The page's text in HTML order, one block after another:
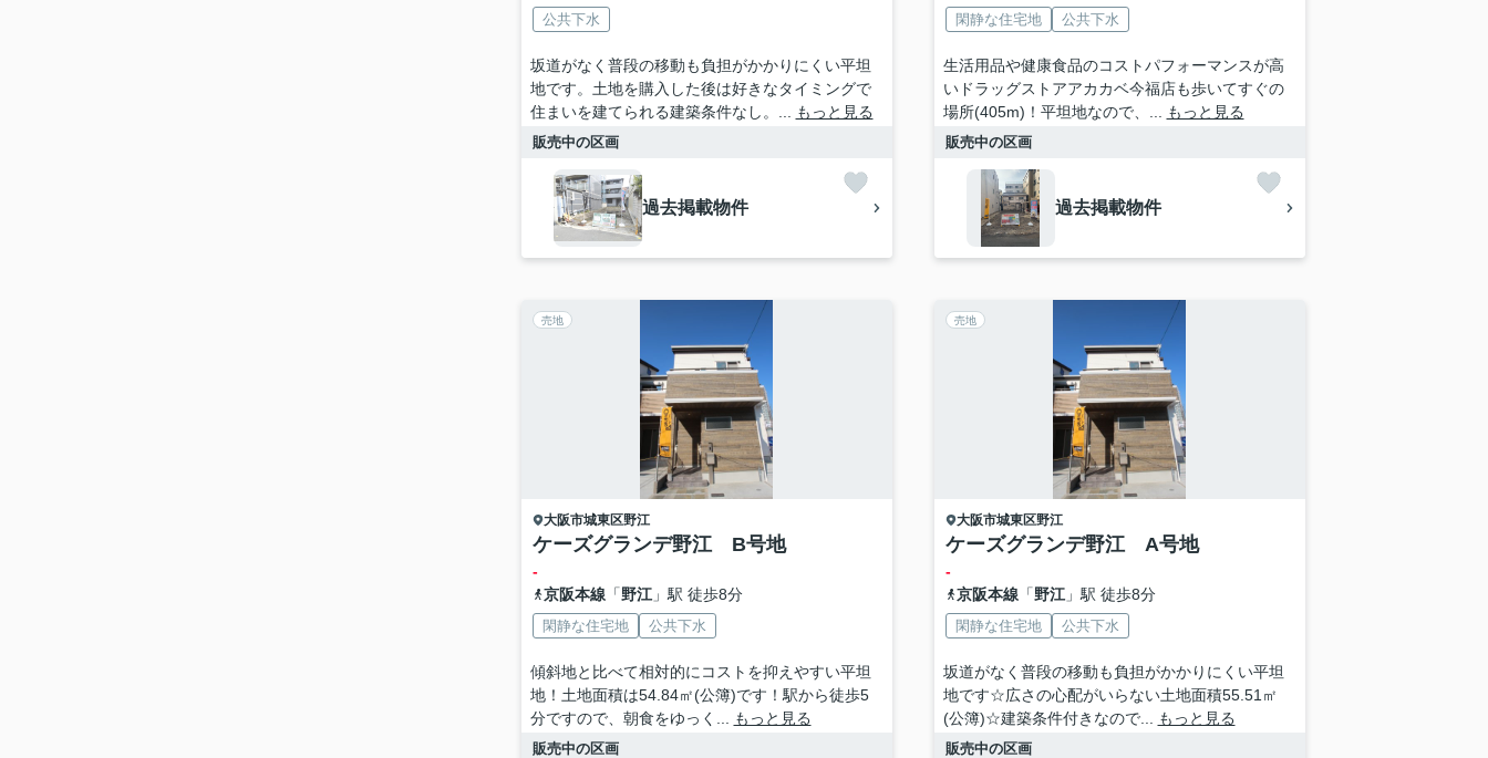
公共下水
坂道がなく普段の移動も負担がかかりにくい平坦
地です。土地を購入した後は好きなタイミングで
住まいを建てられる建築条件なし。...
もっと見る
販売中の区画
過去掲載物件
閑静な住宅地 公共下水
生活用品や健康食品のコストパフォーマンスが高
いドラッグストアアカカベ今福店も歩いてすぐの
場所(405m)！平坦地なので、...
もっと見る
販売中の区画
過去掲載物件
売地
大阪市城東区野江
ケーズグランデ野江 B号地
-
京阪本線「野江」駅 徒歩8分
閑静な住宅地 公共下水
傾斜地と比べて相対的にコストを抑えやすい平坦
地！土地面積は54.84㎡(公簿)です！駅から徒歩5
分ですので、朝食をゆっく...
もっと見る
販売中の区画
売地
大阪市城東区野江
ケーズグランデ野江 A号地
-
京阪本線「野江」駅 徒歩8分
閑静な住宅地 公共下水
坂道がなく普段の移動も負担がかかりにくい平坦
地です☆広さの心配がいらない土地面積55.51㎡
(公簿)☆建築条件付きなので...
もっと見る
販売中の区画